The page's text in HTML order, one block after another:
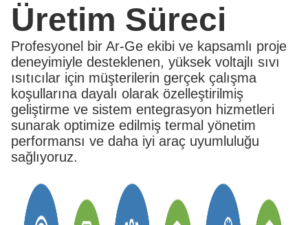
Üretim Süreci
Profesyonel bir Ar-Ge ekibi ve kapsamlı proje
deneyimiyle desteklenen, yüksek voltajlı sıvı
ısıtıcılar için müşterilerin gerçek çalışma
koşullarına dayalı olarak özelleştirilmiş
geliştirme ve sistem entegrasyon hizmetleri
sunarak optimize edilmiş termal yönetim
performansı ve daha iyi araç uyumluluğu
sağlıyoruz.